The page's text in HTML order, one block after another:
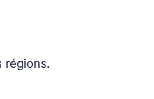
régions.